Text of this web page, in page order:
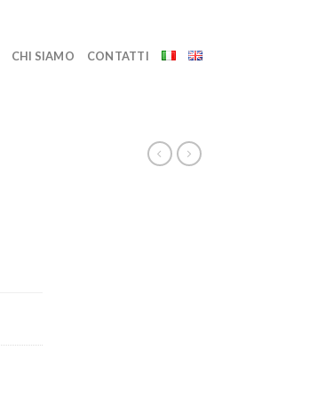
CHI SIAMO CONTATTI